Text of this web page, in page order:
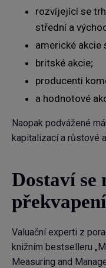
rozvíjející se
střední a
americké akcie
britské akcie;
producenti
a hodnotové
Naopak podvážené
kapitalizací a růstové
Dostaví se
Valuační experti z
knižním bestselleru
Measuring and